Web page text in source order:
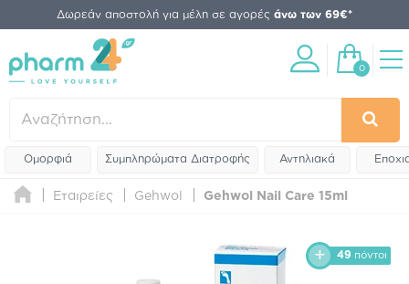
Δωρεάν αποστολή για μέλη σε αγορές άνω των 69€*
0
Ομορφιά Συμπληρώματα Διατροφής Αντηλιακά
Εταιρείες Gehwol Gehwol Nail Care 15ml
49 πόντοι